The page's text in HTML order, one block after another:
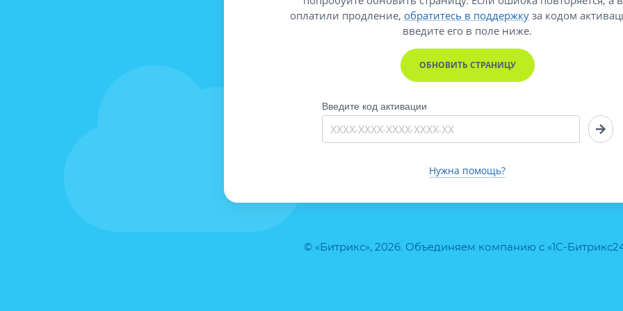
© «Битрикс», 2026. Объединяем компанию с «1С-
оплатили продление, обратитесь в поддержку за кодом
введите его в поле ниже.
ОБНОВИТЬ СТРАНИЦУ
Введите код активации
Нужна помощь?